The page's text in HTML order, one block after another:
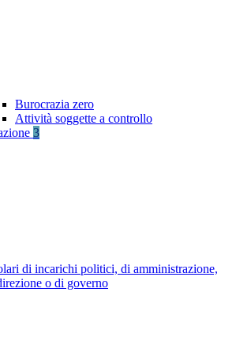
Burocrazia zero
Attività soggette a controllo
3
di incarichi politici, di amministrazione,
o di governo